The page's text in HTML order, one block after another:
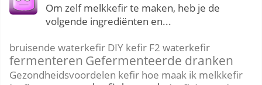
Om zelf melkkefir te maken, heb je de
volgende ingrediënten en...
bruisende waterkefir DIY kefir F2 waterkefir
fermenteren Gefermenteerde dranken
Gezondheidsvoordelen kefir hoe maak ik melkkefir